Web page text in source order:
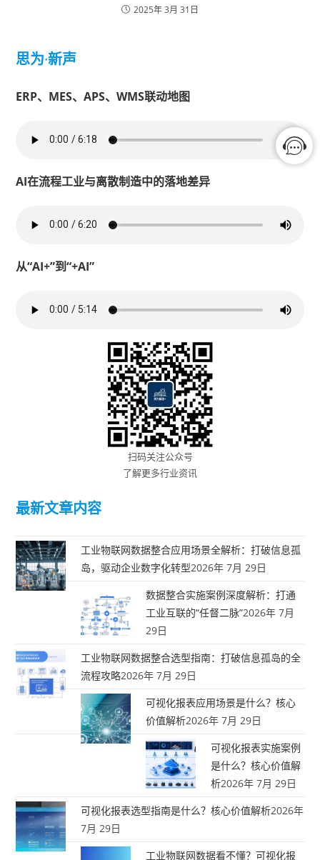
2025年 3月 31日
思为·新声
ERP、MES、APS、WMS联动地图
AI在流程工业与离散制造中的落地差异
从“AI+”到“+AI”
扫码关注公众号
了解更多行业资讯
最新文章内容
工业物联网数据整合应用场景全解析：打破信息孤
岛，驱动企业数字化转型2026年 7月 29日
数据整合实施案例深度解析：打通
工业互联的“任督二脉”2026年 7月
29日
工业物联网数据整合选型指南：打破信息孤岛的全
流程攻略2026年 7月 29日
可视化报表应用场景是什么？核心
价值解析2026年 7月 29日
可视化报表实施案例
是什么？核心价值解
析2026年 7月 29日
可视化报表选型指南是什么？核心价值解析2026年
7月 29日
工业物联网数据看不懂？可视化报